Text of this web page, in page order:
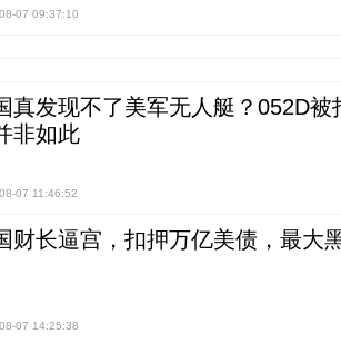
07 09:37:10
真发现不了美军无人艇？052D
非如此
07 11:46:52
财长逼宫，扣押万亿美债，最大
07 14:25:38